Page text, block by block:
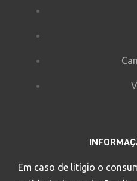
Em caso de litígio o